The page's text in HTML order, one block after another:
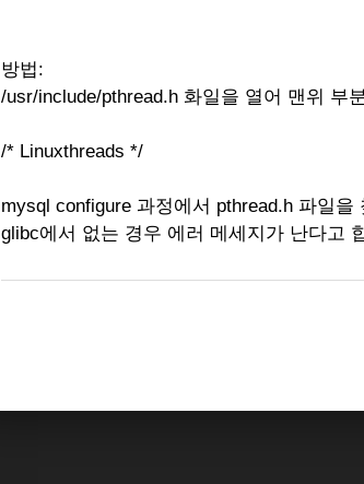
방법:
/usr/include/pthread.h 화일을 열어 맨위 부
/* Linuxthreads */
mysql configure 과정에서 pthread.h 파일
glibc에서 없는 경우 에러 메세지가 난다고